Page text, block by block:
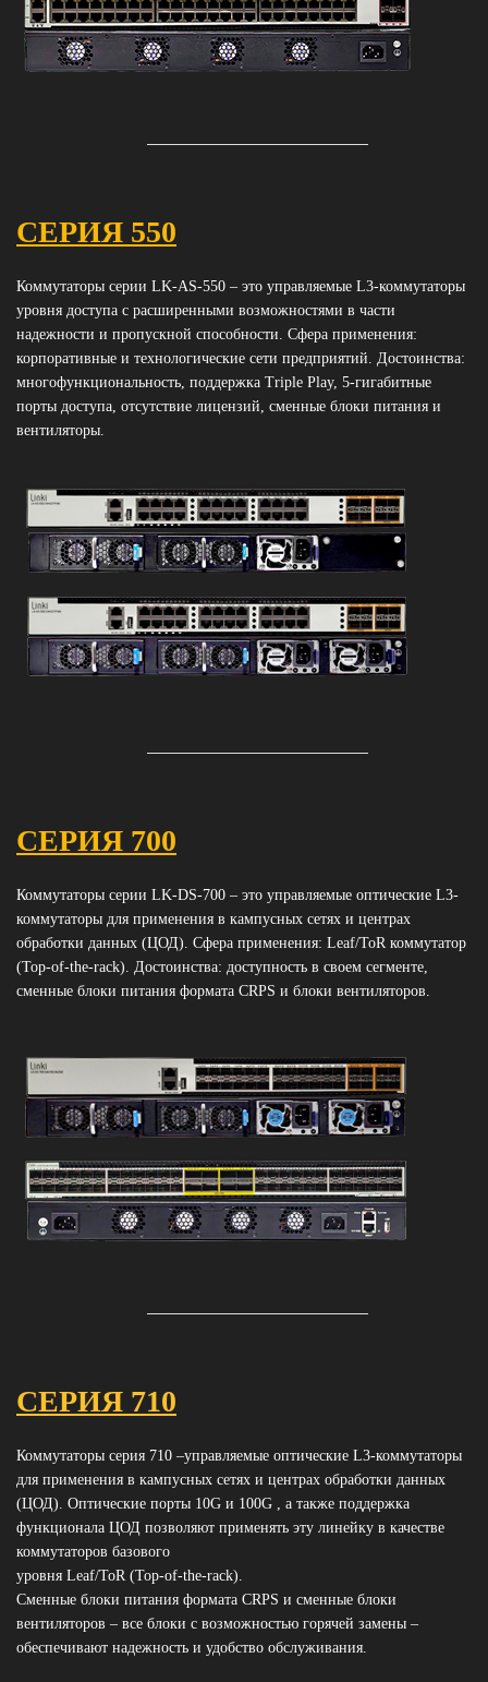
СЕРИЯ 550
Коммутаторы серии LK-AS-550 – это управляемые L3-коммутаторы
уровня доступа с расширенными возможностями в части
надежности и пропускной способности. Сфера применения:
корпоративные и технологические сети предприятий. Достоинства:
многофункциональность, поддержка Triple Play, 5-гигабитные
порты доступа, отсутствие лицензий, сменные блоки питания и
вентиляторы.
СЕРИЯ 700
Коммутаторы серии LK-DS-700 – это управляемые оптические L3-
коммутаторы для применения в кампусных сетях и центрах
обработки данных (ЦОД). Сфера применения: Leaf/ToR коммутатор
(Top-of-the-rack). Достоинства: доступность в своем сегменте,
сменные блоки питания формата CRPS и блоки вентиляторов.
СЕРИЯ 710
Коммутаторы серия 710 –управляемые оптические L3-коммутаторы
для применения в кампусных сетях и центрах обработки данных
(ЦОД). Оптические порты 10G и 100G , а также поддержка
функционала ЦОД позволяют применять эту линейку в качестве
коммутаторов базового
уровня Leaf/ToR (Top-of-the-rack).
Сменные блоки питания формата CRPS и сменные блоки
вентиляторов – все блоки с возможностью горячей замены –
обеспечивают надежность и удобство обслуживания.